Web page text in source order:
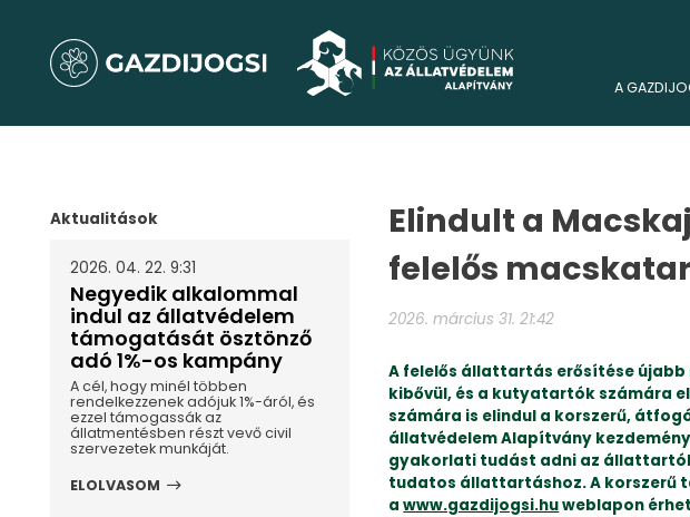
A
Elindult a
felelős
2026. március 31. 21:42
A felelős állattartás erősítése
kibővül, és a kutyatartók számára
számára is elindul a korszerű,
állatvédelem Alapítvány
gyakorlati tudást adni az
tudatos állattartáshoz. A korszerű
awww.gazdijogsi.huweblapon
Aktualitások
2026. 04. 22. 9:31
Negyedik alkalommal
indul az állatvédelem
támogatását ösztönző
adó 1%-os kampány
A cél, hogy minél többen
rendelkezzenek adójuk 1%-áról, és
ezzel támogassák az
állatmentésben részt vevő civil
szervezetek munkáját.
ELOLVASOM